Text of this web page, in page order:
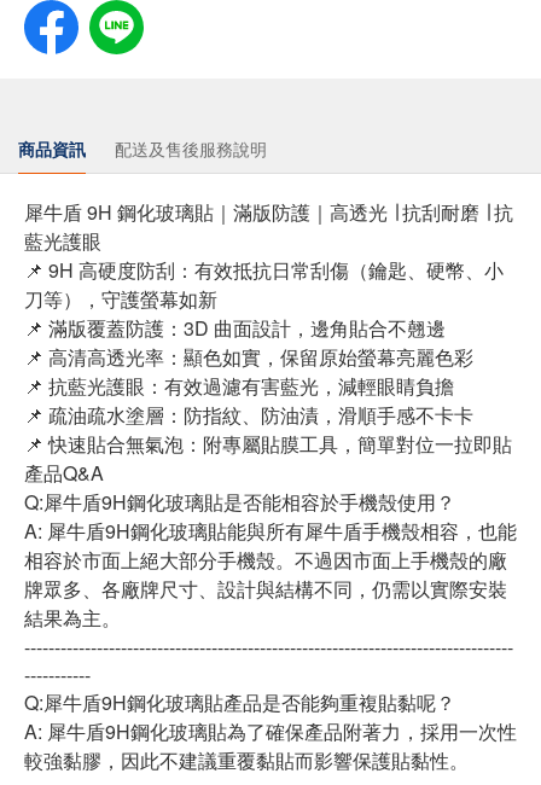
商品資訊 配送及售後服務說明
犀牛盾 9H 鋼化玻璃貼｜滿版防護｜高透光 ∣ 抗刮耐磨 ∣ 抗
藍光護眼
📌 9H 高硬度防刮：有效抵抗日常刮傷（鑰匙、硬幣、小
刀等），守護螢幕如新
📌 滿版覆蓋防護：3D 曲面設計，邊角貼合不翹邊
📌 高清高透光率：顯色如實，保留原始螢幕亮麗色彩
📌 抗藍光護眼：有效過濾有害藍光，減輕眼睛負擔
📌 疏油疏水塗層：防指紋、防油漬，滑順手感不卡卡
📌 快速貼合無氣泡：附專屬貼膜工具，簡單對位一拉即貼
產品Q&A
Q:犀牛盾9H鋼化玻璃貼是否能相容於手機殼使用？
A: 犀牛盾9H鋼化玻璃貼能與所有犀牛盾手機殼相容，也能
相容於市面上絕大部分手機殼。不過因市面上手機殼的廠
牌眾多、各廠牌尺寸、設計與結構不同，仍需以實際安裝
結果為主。
---------------------------------------------------------------------------------
-----------
Q:犀牛盾9H鋼化玻璃貼產品是否能夠重複貼黏呢？
A: 犀牛盾9H鋼化玻璃貼為了確保產品附著力，採用一次性
較強黏膠，因此不建議重覆黏貼而影響保護貼黏性。